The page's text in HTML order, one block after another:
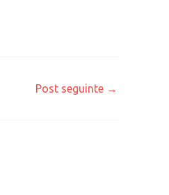
Post seguinte →